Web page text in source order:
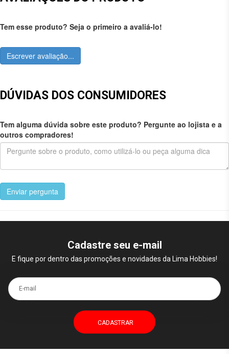
Tem esse produto? Seja o primeiro a avaliá-lo!
Escrever avaliação...
DÚVIDAS DOS CONSUMIDORES
Tem alguma dúvida sobre este produto? Pergunte ao lojista e a
outros compradores!
Enviar pergunta
Cadastre seu e-mail
E fique por dentro das promoções e novidades da Lima Hobbies!
E-mail